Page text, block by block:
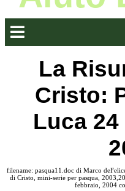
La
Cristo:
Luca
filename: pasqua11.doc di Marco
di Cristo, mini-serie per pasqua,
febbraio, 2004